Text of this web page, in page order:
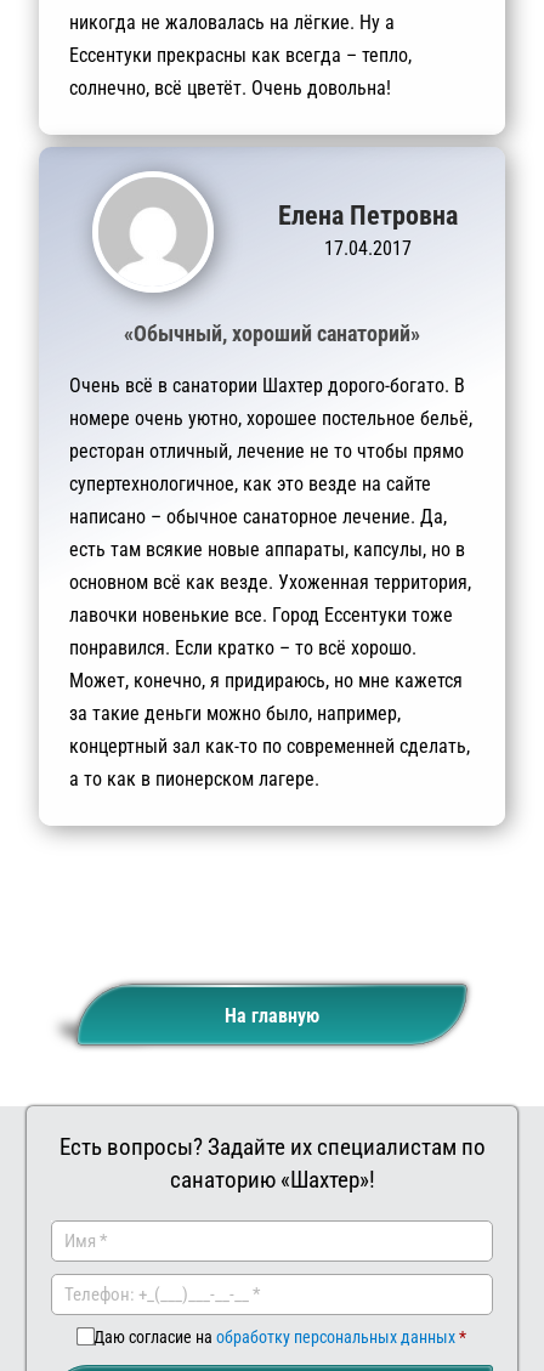
никогда не жаловалась на лёгкие. Ну а
Ессентуки прекрасны как всегда – тепло,
солнечно, всё цветёт. Очень довольна!
Елена Петровна
17.04.2017
«Обычный, хороший санаторий»
Очень всё в санатории Шахтер дорого-богато. В
номере очень уютно, хорошее постельное бельё,
ресторан отличный, лечение не то чтобы прямо
супертехнологичное, как это везде на сайте
написано – обычное санаторное лечение. Да,
есть там всякие новые аппараты, капсулы, но в
основном всё как везде. Ухоженная территория,
лавочки новенькие все. Город Ессентуки тоже
понравился. Если кратко – то всё хорошо.
Может, конечно, я придираюсь, но мне кажется
за такие деньги можно было, например,
концертный зал как-то по современней сделать,
а то как в пионерском лагере.
На главную
Есть вопросы? Задайте их специалистам по
санаторию «Шахтер»!
Даю согласие на обработку персональных данных